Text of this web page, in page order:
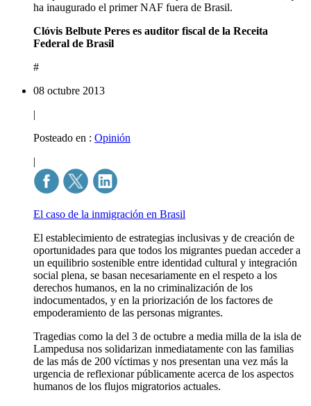
ha inaugurado el primer NAF fuera de Brasil.
Clóvis Belbute Peres es auditor fiscal de la Receita
Federal de Brasil
#
08 octubre 2013
|
Posteado en : Opinión
|
El caso de la inmigración en Brasil
El establecimiento de estrategias inclusivas y de creación de
oportunidades para que todos los migrantes puedan acceder a
un equilibrio sostenible entre identidad cultural y integración
social plena, se basan necesariamente en el respeto a los
derechos humanos, en la no criminalización de los
indocumentados, y en la priorización de los factores de
empoderamiento de las personas migrantes.
Tragedias como la del 3 de octubre a media milla de la isla de
Lampedusa nos solidarizan inmediatamente con las familias
de las más de 200 víctimas y nos presentan una vez más la
urgencia de reflexionar públicamente acerca de los aspectos
humanos de los flujos migratorios actuales.